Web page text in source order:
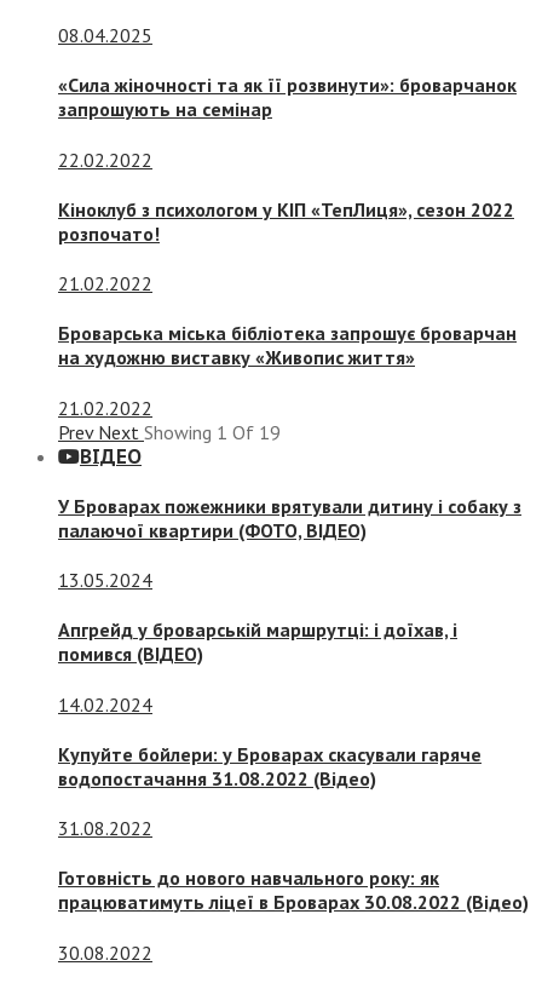
08.04.2025
«Сила жіночності та як її розвинути»: броварчанок
запрошують на семінар
22.02.2022
Кіноклуб з психологом у КІП «ТепЛиця», сезон 2022
розпочато!
21.02.2022
Броварська міська бібліотека запрошує броварчан
на художню виставку «Живопис життя»
21.02.2022
Prev Next Showing 1 Of 19
ВІДЕО
У Броварах пожежники врятували дитину і собаку з
палаючої квартири (ФОТО, ВІДЕО)
13.05.2024
Апгрейд у броварській маршрутці: і доїхав, і
помився (ВІДЕО)
14.02.2024
Купуйте бойлери: у Броварах скасували гаряче
водопостачання 31.08.2022 (Відео)
31.08.2022
Готовність до нового навчального року: як
працюватимуть ліцеї в Броварах 30.08.2022 (Відео)
30.08.2022